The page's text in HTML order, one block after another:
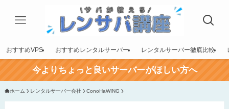
おすすめVPS おすすめレンタルサーバー レンタルサーバー徹底比較
今よりちょっと良いサーバーがほしい方へ
ホーム レンタルサーバー会社 ConoHaWING